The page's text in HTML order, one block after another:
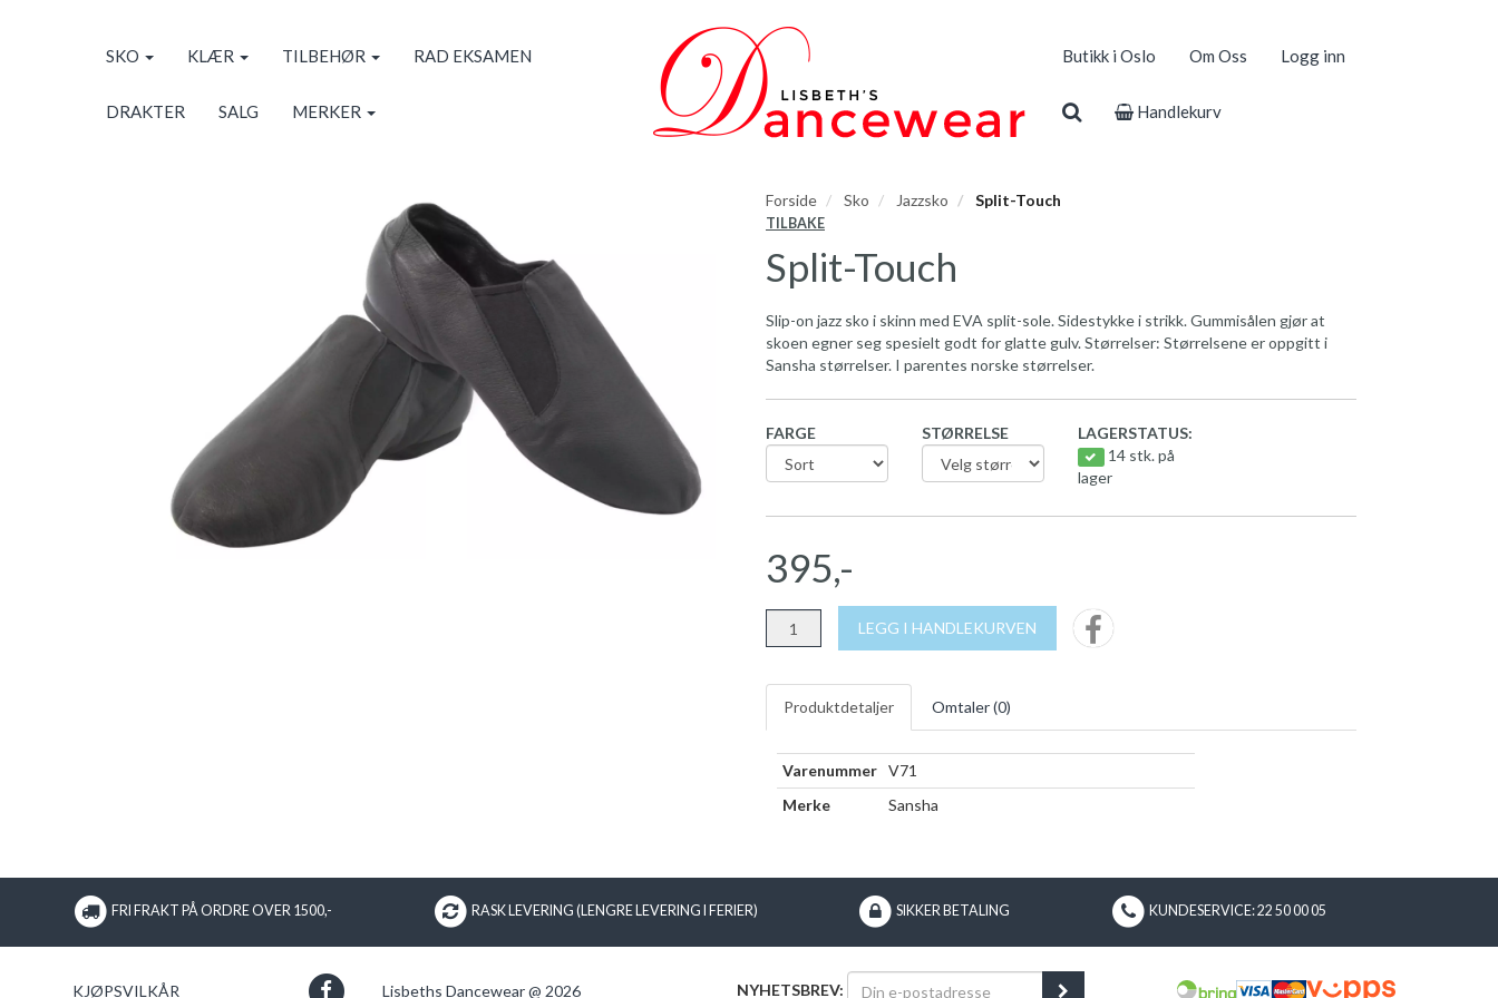
SKO KLÆR TILBEHØR RAD EKSAMEN
DRAKTER SALG MERKER
Butikk i Oslo Om Oss Logg inn
Handlekurv
Forside Sko Jazzsko Split-Touch
TILBAKE
Split-Touch
Slip-on jazz sko i skinn med EVA split-sole. Sidestykke i strikk. Gummisålen gjør at
skoen egner seg spesielt godt for glatte gulv. Størrelser: Størrelsene er oppgitt i
Sansha størrelser. I parentes norske størrelser.
FARGE STØRRELSE
LAGERSTATUS:
14 stk. på
lager
395,-
LEGG I HANDLEKURVEN
Produktdetaljer Omtaler (0)
Varenummer V71
Merke
Sansha
FRI FRAKT PÅ ORDRE OVER 1500,- RASK LEVERING (LENGRE LEVERING I FERIER) SIKKER BETALING KUNDESERVICE: 22 50 00 05
KJØPSVILKÅR Lisbeths Dancewear @ 2026 NYHETSBREV: